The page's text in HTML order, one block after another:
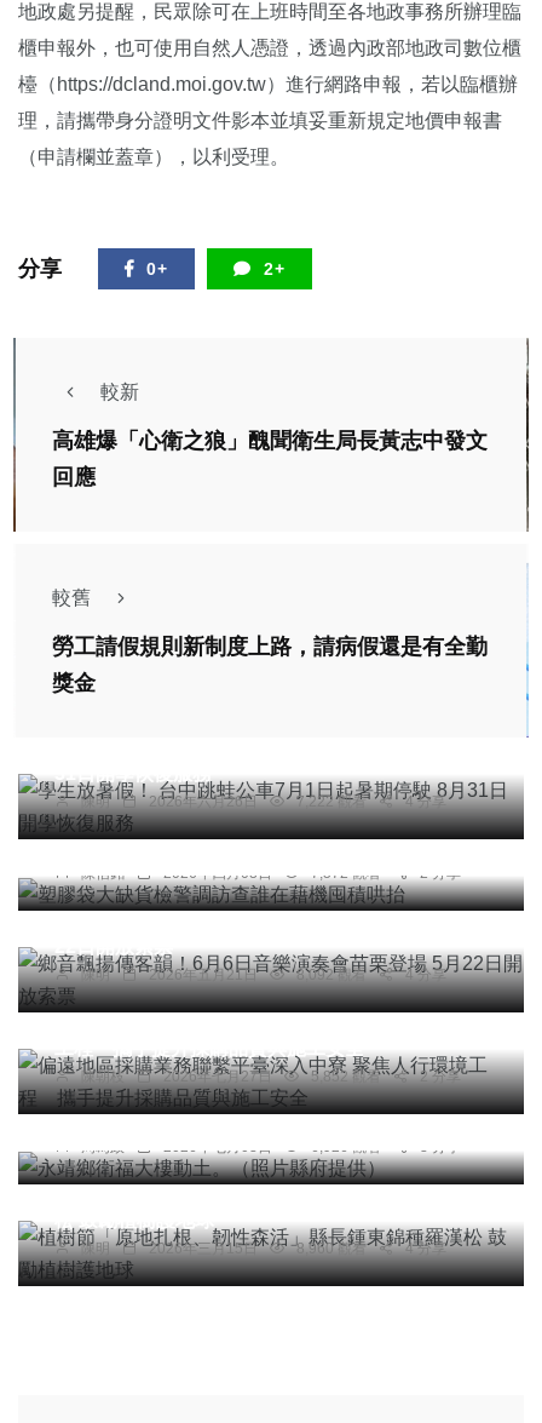
地政處另提醒，民眾除可在上班時間至各地政事務所辦理臨
櫃申報外，也可使用自然人憑證，透過內政部地政司數位櫃
檯（ https://dcland.moi.gov.tw）進行網路申報，若以臨櫃辦
理，請攜帶身分證明文件影本並填妥重新規定地價申報書
（申請欄並蓋章），以利受理。
分享 0+ 2+
較新
高雄爆「心衛之狼」醜聞衛生局長黃志中發文
回應
較舊
勞工請假規則新制度上路，請病假還是有全勤
獎金
陳明 2026年六月26日 7,222 觀看 4 分享
社會
塑膠袋大缺貨檢警調訪查誰在藉機囤積哄抬
陳信銘 2026年四月03日 7,572 觀看 2 分享
社會 農業 綜合新聞 文教
鄉音飄揚傳客韻！6月6日音樂演奏會苗栗登場 5月
陳明 2026年五月21日 8,092 觀看 4 分享
綜合新聞
偏遠地區採購業務聯繫平臺深入中寮 聚焦人行環境
陳朝枝 2026年七月27日 5,852 觀看 2 分享
社會 綜合新聞 健康 文教
永靖鄉衛福大樓動土。（照片縣府提供）
周為政 2026年七月03日 6,926 觀看 3 分享
社會 農業 綜合新聞 文教
植樹節「原地扎根、韌性森活」縣長鍾東錦種羅漢
陳明 2026年三月15日 8,960 觀看 4 分享